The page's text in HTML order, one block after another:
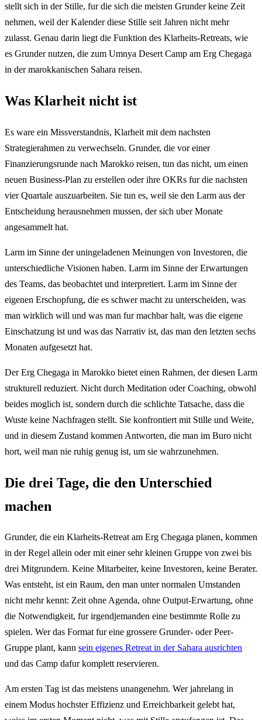
stellt sich in der Stille, fur die sich die meisten Grunder keine Zeit
nehmen, weil der Kalender diese Stille seit Jahren nicht mehr
zulasst. Genau darin liegt die Funktion des Klarheits-Retreats, wie
es Grunder nutzen, die zum Umnya Desert Camp am Erg Chegaga
in der marokkanischen Sahara reisen.
Was Klarheit nicht ist
Es ware ein Missverstandnis, Klarheit mit dem nachsten
Strategierahmen zu verwechseln. Grunder, die vor einer
Finanzierungsrunde nach Marokko reisen, tun das nicht, um einen
neuen Business-Plan zu erstellen oder ihre OKRs fur die nachsten
vier Quartale auszuarbeiten. Sie tun es, weil sie den Larm aus der
Entscheidung herausnehmen mussen, der sich uber Monate
angesammelt hat.
Larm im Sinne der uningeladenen Meinungen von Investoren, die
unterschiedliche Visionen haben. Larm im Sinne der Erwartungen
des Teams, das beobachtet und interpretiert. Larm im Sinne der
eigenen Erschopfung, die es schwer macht zu unterscheiden, was
man wirklich will und was man fur machbar halt, was die eigene
Einschatzung ist und was das Narrativ ist, das man den letzten sechs
Monaten aufgesetzt hat.
Der Erg Chegaga in Marokko bietet einen Rahmen, der diesen Larm
strukturell reduziert. Nicht durch Meditation oder Coaching, obwohl
beides moglich ist, sondern durch die schlichte Tatsache, dass die
Wuste keine Nachfragen stellt. Sie konfrontiert mit Stille und Weite,
und in diesem Zustand kommen Antworten, die man im Buro nicht
hort, weil man nie ruhig genug ist, um sie wahrzunehmen.
Die drei Tage, die den Unterschied
machen
Grunder, die ein Klarheits-Retreat am Erg Chegaga planen, kommen
in der Regel allein oder mit einer sehr kleinen Gruppe von zwei bis
drei Mitgrundern. Keine Mitarbeiter, keine Investoren, keine Berater.
Was entsteht, ist ein Raum, den man unter normalen Umstanden
nicht mehr kennt: Zeit ohne Agenda, ohne Output-Erwartung, ohne
die Notwendigkeit, fur irgendjemanden eine bestimmte Rolle zu
spielen. Wer das Format fur eine grossere Grunder- oder Peer-
Gruppe plant, kann sein eigenes Retreat in der Sahara ausrichten
und das Camp dafur komplett reservieren.
Am ersten Tag ist das meistens unangenehm. Wer jahrelang in
einem Modus hochster Effizienz und Erreichbarkeit gelebt hat,